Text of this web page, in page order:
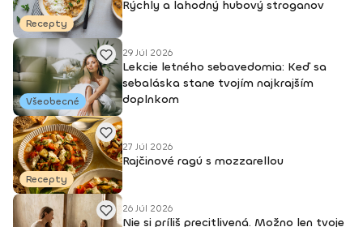
Recepty
Rýchly a lahodný hubový stroganov
Všeobecné
29 Júl 2026
Lekcie letného sebavedomia: Keď sa
sebaláska stane tvojím najkrajším
doplnkom
Recepty
27 Júl 2026
Rajčinové ragú s mozzarellou
26 Júl 2026
Nie si príliš precitlivená. Možno len tvoje